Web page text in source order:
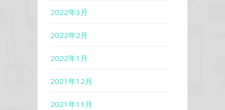
2022年3月
2022年2月
2022年1月
2021年12月
2021年11月